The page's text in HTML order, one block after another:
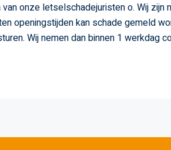
onze letselschadejuristen o. Wij zijn
openingstijden kan schade gemeld
Wij nemen dan binnen 1 werkdag